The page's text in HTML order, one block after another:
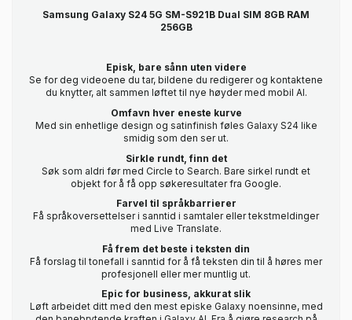
Samsung Galaxy S24 5G SM-S921B Dual SIM 8GB RAM
256GB
Episk, bare sånn uten videre
Se for deg videoene du tar, bildene du redigerer og kontaktene
du knytter, alt sammen løftet til nye høyder med mobil AI.
Omfavn hver eneste kurve
Med sin enhetlige design og satinfinish føles Galaxy S24 like
smidig som den ser ut.
Sirkle rundt, finn det
Søk som aldri før med Circle to Search. Bare sirkel rundt et
objekt for å få opp søkeresultater fra Google.
Farvel til språkbarrierer
Få språkoversettelser i sanntid i samtaler eller tekstmeldinger
med Live Translate.
Få frem det beste i teksten din
Få forslag til tonefall i sanntid for å få teksten din til å høres mer
profesjonell eller mer muntlig ut.
Epic for business, akkurat slik
Løft arbeidet ditt med den mest episke Galaxy noensinne, med